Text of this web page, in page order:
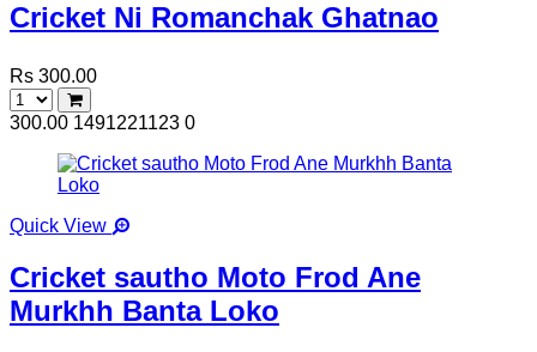
Cricket Ni Romanchak Ghatnao
Rs 300.00
300.00 1491221123 0
Quick View
Cricket sautho Moto Frod Ane
Murkhh Banta Loko